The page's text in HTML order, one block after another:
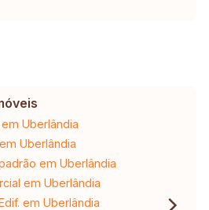
Uberlândia
Uberlândia
em Uberlândia
em Uberlândia
em Uberlândia